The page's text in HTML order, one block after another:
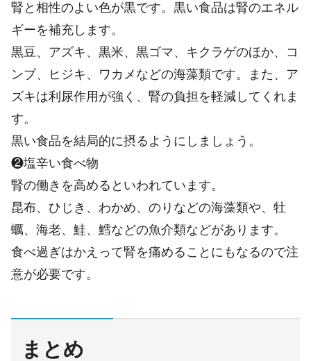
腎と相性のよい色が黒です。黒い食品は腎のエネル
ギーを補充します。
黒豆、アズキ、黒米、黒ゴマ、キクラゲのほか、コ
ンブ、ヒジキ、ワカメなどの海藻類です。また、ア
ズキは利尿作用が強く、腎の負担を軽減してくれま
す。
黒い食品を結局的に摂るようにしましょう。
❷塩辛い食べ物
腎の働きを高めるといわれています。
昆布、ひじき、わかめ、のりなどの海藻類や、牡
蠣、海老、鮭、鱈などの魚介類などがあります。
食べ過ぎはかえって腎を痛めることにもなるので注
意が必要です。
まとめ